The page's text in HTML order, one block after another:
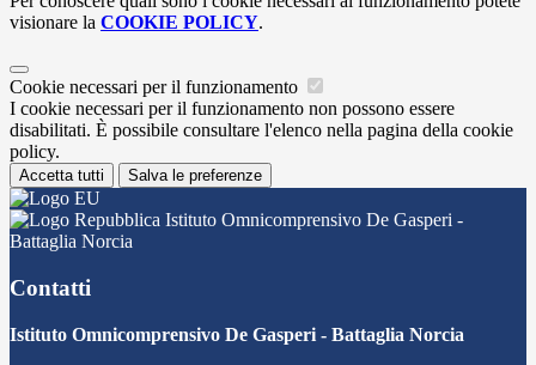
visionare la COOKIE POLICY.
Cookie necessari per il funzionamento
I cookie necessari per il funzionamento non possono essere
disabilitati. È possibile consultare l'elenco nella pagina della cookie
policy.
Accetta tutti Salva le preferenze
Istituto Omnicomprensivo De Gasperi -
Battaglia Norcia
Contatti
Istituto Omnicomprensivo De Gasperi - Battaglia Norcia